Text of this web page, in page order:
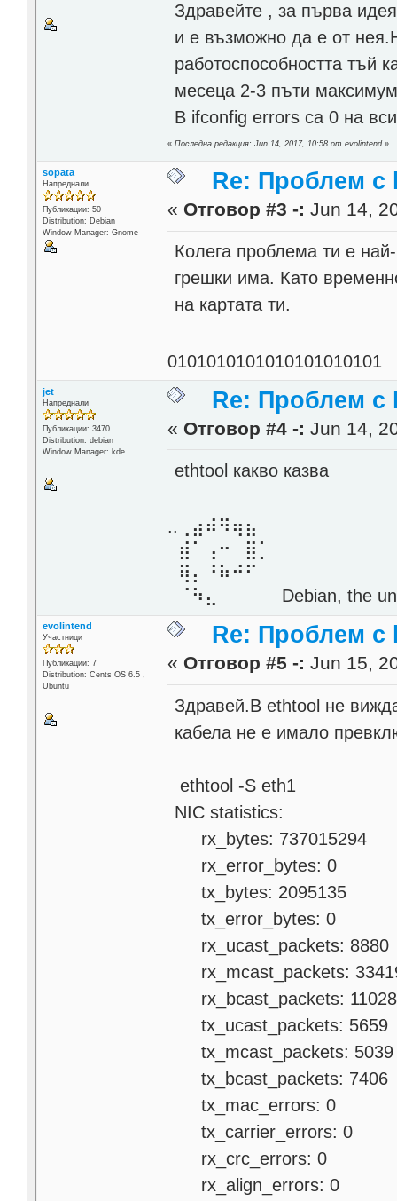
Здравейте , за първа
и е възможно да е от
работоспособността тъй
месеца 2-3 пъти
В ifconfig errors са 0 на
«Последна редакция: Jun 14, 2017, 10:58 от evolintend»
sopata
Напреднали
Публикации: 50
Distribution: Debian
Window Manager: Gnome
Re: Проблем с
« Отговор #3 -: Jun 14,
Колега проблема ти е
грешки има. Като
на картата ти.
0101010101010101010101
jet
Напреднали
Публикации: 3470
Distribution: debian
Window Manager: kde
Re: Проблем с
« Отговор #4 -: Jun 14,
ethtool какво казва
..⢀⣴⠾⠻⢶⣦⠀
⣾⠁⢠⠒⠀⣿⡁
⢿⡄⠘⠷⠚⠋
⠈⠳⣄⠀⠀⠀⠀ Debian, the
evolintend
Участници
Публикации: 7
Distribution: Cents OS 6.5 ,
Ubuntu
Re: Проблем с
« Отговор #5 -: Jun 15,
Здравей.В ethtool не
кабела не е имало
ethtool -S eth1
NIC statistics:
rx_bytes: 737015294
rx_error_bytes: 0
tx_bytes: 2095135
tx_error_bytes: 0
rx_ucast_packets: 8880
rx_mcast_packets:
rx_bcast_packets:
tx_ucast_packets: 5659
tx_mcast_packets: 5039
tx_bcast_packets: 7406
tx_mac_errors: 0
tx_carrier_errors: 0
rx_crc_errors: 0
rx_align_errors: 0